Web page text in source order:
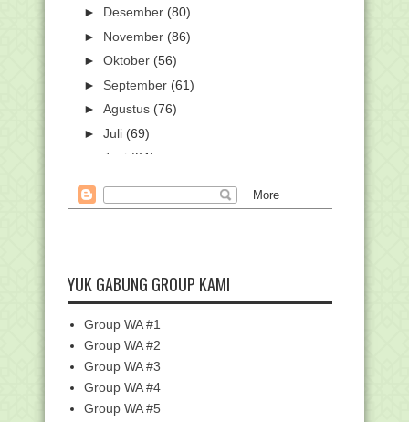
► Desember (80)
► November (86)
► Oktober (56)
► September (61)
► Agustus (76)
► Juli (69)
Juni (84)
►April(108)
Edaran Pendafataran PPG Dalam
Jabatan Tahun 2022
Ikuti Vaksinasi Bo...
Rindu, Siswi MTsN 1 Pati ini Raih Empat
Medali Int...
Unduh Contoh Soal Bahasa Arab - Ujian
Madrasah (UM...
YUK GABUNG GROUP KAMI
Group WA #1
Group WA #2
Group WA #3
Group WA #4
Group WA #5